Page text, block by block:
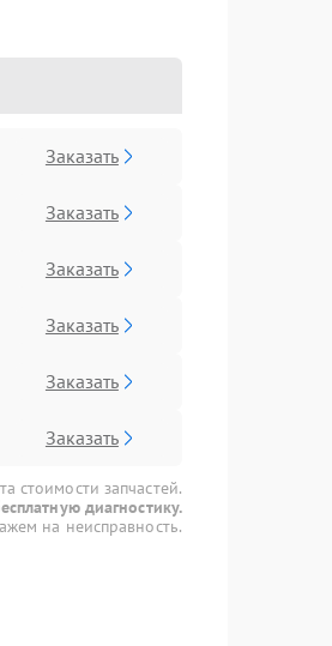
Заказать
Заказать
Заказать
Заказать
Заказать
Заказать
стоимости запчастей.
диагностику.
на неисправность.